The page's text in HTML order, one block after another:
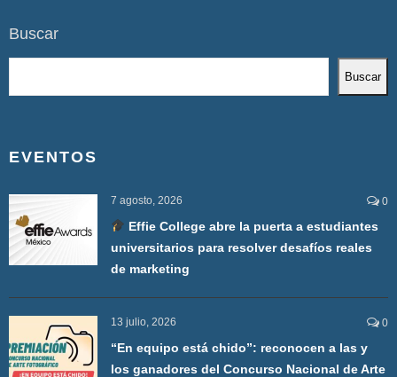
Buscar
Buscar
EVENTOS
7 agosto, 2026 0
Effie College abre la puerta a estudiantes
universitarios para resolver desafíos reales
de marketing
13 julio, 2026 0
“En equipo está chido”: reconocen a las y
los ganadores del Concurso Nacional de Arte